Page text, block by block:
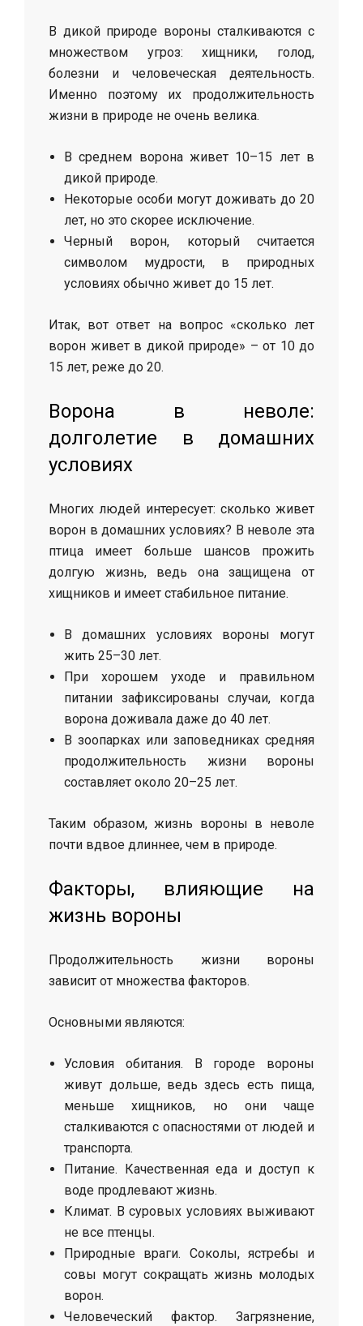
В дикой природе вороны сталкиваются с
множеством угроз: хищники, голод,
болезни и человеческая деятельность.
Именно поэтому их продолжительность
жизни в природе не очень велика.
В среднем ворона живет 10–15 лет в
дикой природе.
Некоторые особи могут доживать до 20
лет, но это скорее исключение.
Черный ворон, который считается
символом мудрости, в природных
условиях обычно живет до 15 лет.
Итак, вот ответ на вопрос «сколько лет
ворон живет в дикой природе» – от 10 до
15 лет, реже до 20.
Ворона в неволе:
долголетие в домашних
условиях
Многих людей интересует: сколько живет
ворон в домашних условиях? В неволе эта
птица имеет больше шансов прожить
долгую жизнь, ведь она защищена от
хищников и имеет стабильное питание.
В домашних условиях вороны могут
жить 25–30 лет.
При хорошем уходе и правильном
питании зафиксированы случаи, когда
ворона доживала даже до 40 лет.
В зоопарках или заповедниках средняя
продолжительность жизни вороны
составляет около 20–25 лет.
Таким образом, жизнь вороны в неволе
почти вдвое длиннее, чем в природе.
Факторы, влияющие на
жизнь вороны
Продолжительность жизни вороны
зависит от множества факторов.
Основными являются:
Условия обитания. В городе вороны
живут дольше, ведь здесь есть пища,
меньше хищников, но они чаще
сталкиваются с опасностями от людей и
транспорта.
Питание. Качественная еда и доступ к
воде продлевают жизнь.
Климат. В суровых условиях выживают
не все птенцы.
Природные враги. Соколы, ястребы и
совы могут сокращать жизнь молодых
ворон.
Человеческий фактор. Загрязнение,